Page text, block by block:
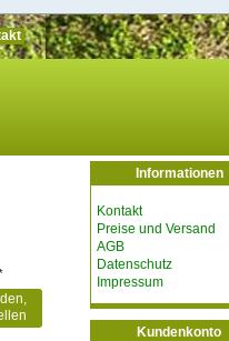
Informationen
Kontakt
Preise und Versand
AGB
Datenschutz
Impressum
Kundenkonto